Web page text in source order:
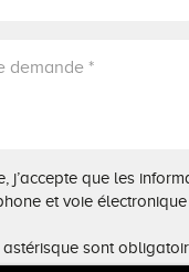
j’accepte que les
et voie
astérisque sont